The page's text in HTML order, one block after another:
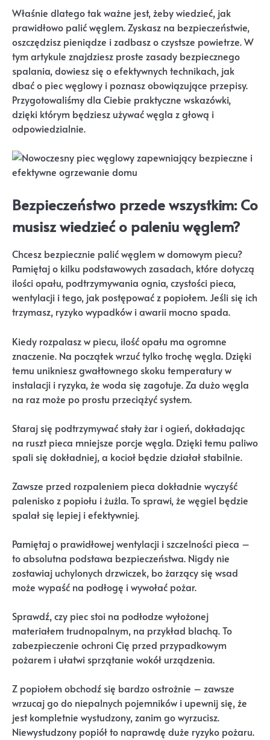
Właśnie dlatego tak ważne jest, żeby wiedzieć, jak
prawidłowo palić węglem. Zyskasz na bezpieczeństwie,
oszczędzisz pieniądze i zadbasz o czystsze powietrze. W
tym artykule znajdziesz proste zasady bezpiecznego
spalania, dowiesz się o efektywnych technikach, jak
dbać o piec węglowy i poznasz obowiązujące przepisy.
Przygotowaliśmy dla Ciebie praktyczne wskazówki,
dzięki którym będziesz używać węgla z głową i
odpowiedzialnie.
Bezpieczeństwo przede wszystkim: Co
musisz wiedzieć o paleniu węglem?
Chcesz bezpiecznie palić węglem w domowym piecu?
Pamiętaj o kilku podstawowych zasadach, które dotyczą
ilości opału, podtrzymywania ognia, czystości pieca,
wentylacji i tego, jak postępować z popiołem. Jeśli się ich
trzymasz, ryzyko wypadków i awarii mocno spada.
Kiedy rozpalasz w piecu, ilość opału ma ogromne
znaczenie. Na początek wrzuć tylko trochę węgla. Dzięki
temu unikniesz gwałtownego skoku temperatury w
instalacji i ryzyka, że woda się zagotuje. Za dużo węgla
na raz może po prostu przeciążyć system.
Staraj się podtrzymywać stały żar i ogień, dokładając
na ruszt pieca mniejsze porcje węgla. Dzięki temu paliwo
spali się dokładniej, a kocioł będzie działał stabilnie.
Zawsze przed rozpaleniem pieca dokładnie wyczyść
palenisko z popiołu i żużla. To sprawi, że węgiel będzie
spalał się lepiej i efektywniej.
Pamiętaj o prawidłowej wentylacji i szczelności pieca –
to absolutna podstawa bezpieczeństwa. Nigdy nie
zostawiaj uchylonych drzwiczek, bo żarzący się wsad
może wypaść na podłogę i wywołać pożar.
Sprawdź, czy piec stoi na podłodze wyłożonej
materiałem trudnopalnym, na przykład blachą. To
zabezpieczenie ochroni Cię przed przypadkowym
pożarem i ułatwi sprzątanie wokół urządzenia.
Z popiołem obchodź się bardzo ostrożnie – zawsze
wrzucaj go do niepalnych pojemników i upewnij się, że
jest kompletnie wystudzony, zanim go wyrzucisz.
Niewystudzony popiół to naprawdę duże ryzyko pożaru.